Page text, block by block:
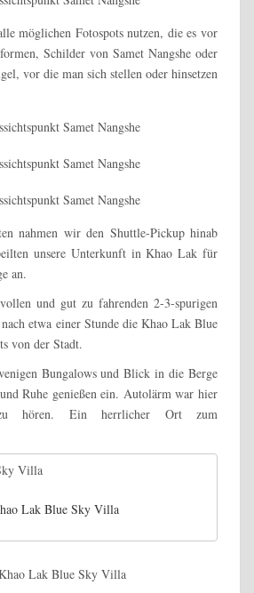
möglichen Fotospots nutzen, die es vor
Schilder von Samet Nangshe oder
vor die man sich stellen oder hinsetzen
nahmen wir den Shuttle-Pickup hinab
unsere Unterkunft in Khao Lak für
an.
und gut zu fahrenden 2-3-spurigen
etwa einer Stunde die Khao Lak Blue
von der Stadt.
Bungalows und Blick in die Berge
Ruhe genießen ein. Autolärm war hier
hören. Ein herrlicher Ort zum
Lak Blue Sky Villa